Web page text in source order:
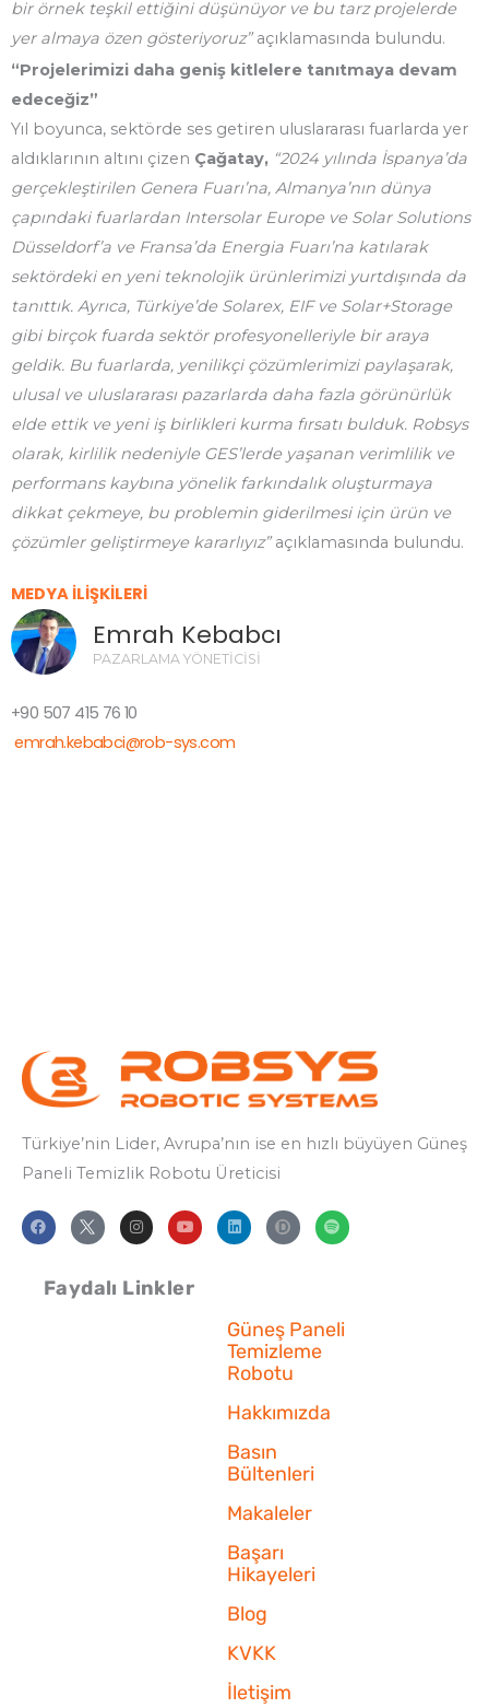
bir örnek teşkil ettiğini düşünüyor ve bu tarz projelerde
yer almaya özen gösteriyoruz”açıklamasında bulundu.
“Projelerimizi daha geniş kitlelere tanıtmaya devam
edeceğiz”
Yıl boyunca, sektörde ses getiren uluslararası fuarlarda yer
aldıklarının altını çizen Çağatay, “2024 yılında İspanya’da
gerçekleştirilen Genera Fuarı’na, Almanya’nın dünya
çapındaki fuarlardan Intersolar Europe ve Solar Solutions
Düsseldorf’a ve Fransa’da Energia Fuarı’na katılarak
sektördeki en yeni teknolojik ürünlerimizi yurtdışında da
tanıttık. Ayrıca, Türkiye’de Solarex, EIF ve Solar+Storage
gibi birçok fuarda sektör profesyonelleriyle bir araya
geldik. Bu fuarlarda, yenilikçi çözümlerimizi paylaşarak,
ulusal ve uluslararası pazarlarda daha fazla görünürlük
elde ettik ve yeni iş birlikleri kurma fırsatı bulduk. Robsys
olarak, kirlilik nedeniyle GES’lerde yaşanan verimlilik ve
performans kaybına yönelik farkındalık oluşturmaya
dikkat çekmeye, bu problemin giderilmesi için ürün ve
çözümler geliştirmeye kararlıyız”açıklamasında bulundu.
MEDYA İLİŞKİLERİ
Emrah Kebabcı
PAZARLAMA YÖNETİCİSİ
+90 507 415 76 10
emrah.kebabci@rob-sys.com
Türkiye’nin Lider, Avrupa’nın ise en hızlı büyüyen Güneş
Paneli Temizlik Robotu Üreticisi
F
a
c
b
o
I
n
s
a
g
Y
o
u
b
L
i
n
n
S
p
o
Faydalı Linkler
Güneş Paneli
Temizleme
Robotu
Hakkımızda
Basın
Bültenleri
Makaleler
Başarı
Hikayeleri
Blog
KVKK
İletişim